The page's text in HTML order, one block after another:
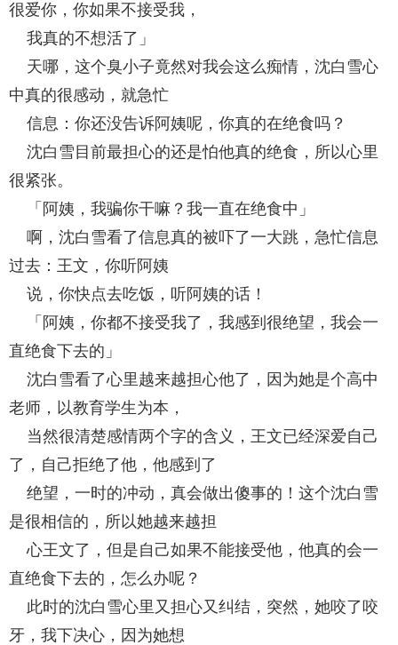
很爱你，你如果不接受我，
我真的不想活了」
天哪，这个臭小子竟然对我会这么痴情，沈白雪心
中真的很感动，就急忙
信息：你还没告诉阿姨呢，你真的在绝食吗？
沈白雪目前最担心的还是怕他真的绝食，所以心里
很紧张。
「阿姨，我骗你干嘛？我一直在绝食中」
啊，沈白雪看了信息真的被吓了一大跳，急忙信息
过去：王文，你听阿姨
说，你快点去吃饭，听阿姨的话！
「阿姨，你都不接受我了，我感到很绝望，我会一
直绝食下去的」
沈白雪看了心里越来越担心他了，因为她是个高中
老师，以教育学生为本，
当然很清楚感情两个字的含义，王文已经深爱自己
了，自己拒绝了他，他感到了
绝望，一时的冲动，真会做出傻事的！这个沈白雪
是很相信的，所以她越来越担
心王文了，但是自己如果不能接受他，他真的会一
直绝食下去的，怎么办呢？
此时的沈白雪心里又担心又纠结，突然，她咬了咬
牙，我下决心，因为她想